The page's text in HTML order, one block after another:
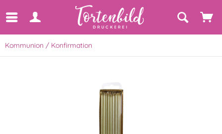
Kommunion / Konfirmation